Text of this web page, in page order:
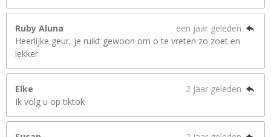
Ruby Aluna
een jaar geleden
Heerlijke geur, je ruikt gewoon om o te vreten zo zoet en
lekker
Elke
2 jaar geleden
Ik volg u op tiktok